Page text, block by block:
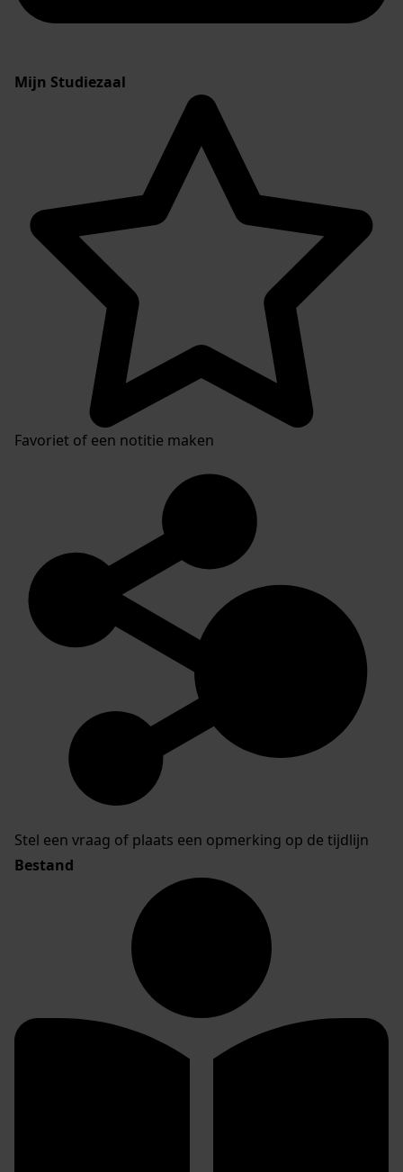
Mijn Studiezaal
Favoriet of een notitie maken
Stel een vraag of plaats een opmerking op de tijdlijn
Bestand